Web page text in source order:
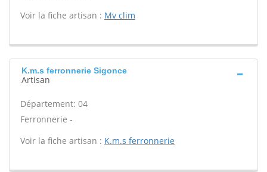
Voir la fiche artisan : Mv clim
K.m.s ferronnerie Sigonce
Artisan
Département: 04
Ferronnerie -
Voir la fiche artisan : K.m.s ferronnerie